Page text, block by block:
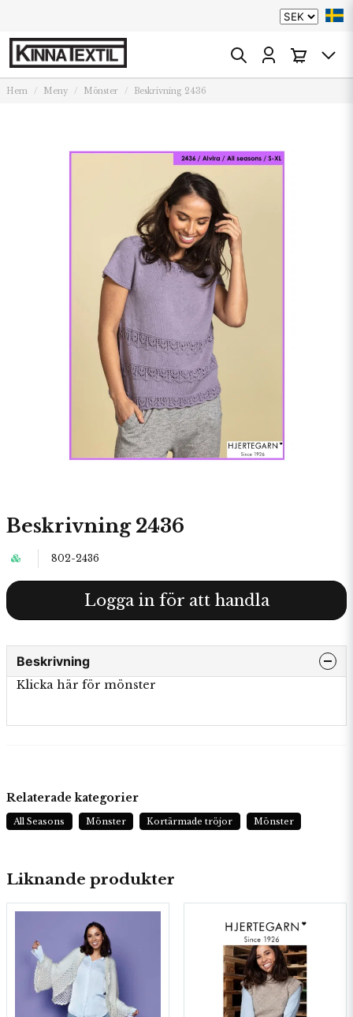
Hem Meny Mönster Beskrivning 2436
Beskrivning 2436
802-2436
Logga in för att handla
Beskrivning
Klicka här för mönster
Liknande produkter
Relaterade kategorier
All Seasons Mönster Kortärmade tröjor Mönster